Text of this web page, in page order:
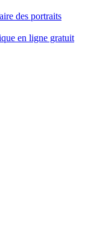
des portraits
en ligne gratuit